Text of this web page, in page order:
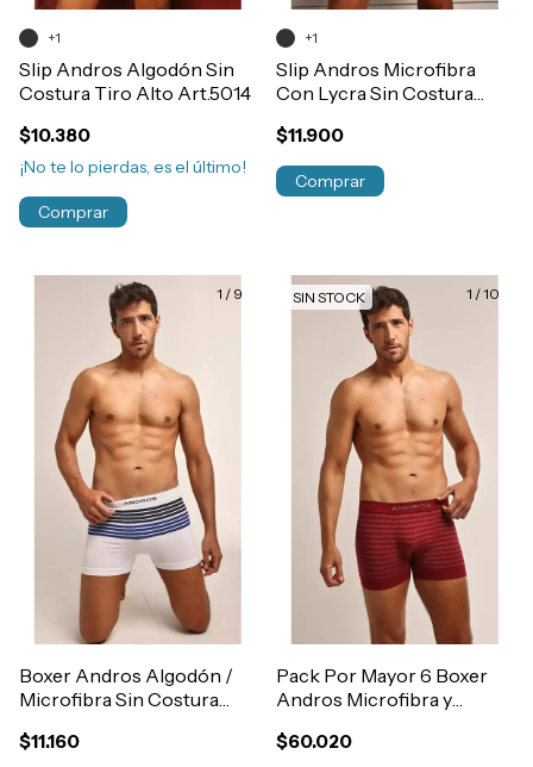
Slip Andros Algodón Sin
Costura Tiro Alto Art.5014
$10.380
¡No te lo pierdas, es el último!
+1
Comprar
Slip Andros Microfibra
Con Lycra Sin Costura
$11.900
+1
Comprar
1 / 9
Boxer Andros Algodón /
Microfibra Sin Costura
$11.160
1 /10
SIN STOCK
Pack Por Mayor 6 Boxer
Andros Microfibra y
Costura Art.5244
$60.020